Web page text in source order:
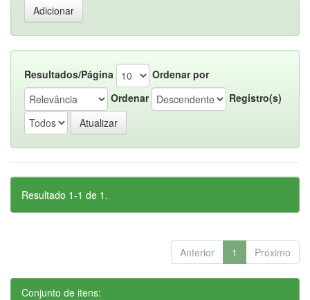
Resultados/Página
Ordenar por
Ordenar
Registro(s)
Resultado 1-1 de 1.
Anterior 1 Próximo
Conjunto de itens: